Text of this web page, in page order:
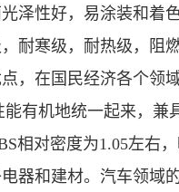
泽性好，易涂装和着
耐寒级，耐热级，阻
，在国民经济各个领
能有机地统一起来，
相对密度为1.05左右
器和建材。汽车领域